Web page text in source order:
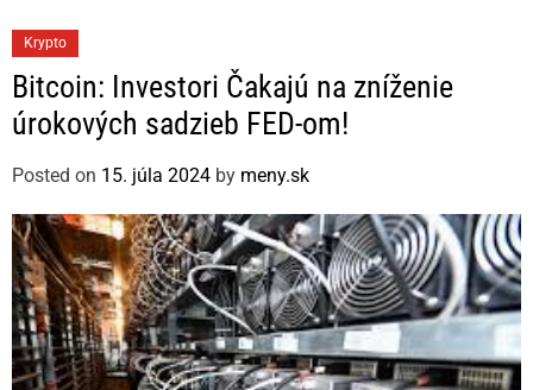
a
t
e
o
r
e
s
Krypto
Bitcoin: Investori Čakajú na zníženie
úrokových sadzieb FED-om!
Posted on 15. júla 2024 by meny.sk